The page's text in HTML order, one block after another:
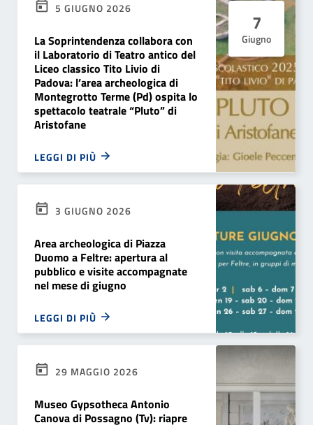
7
Giugno
5 GIUGNO 2026
La Soprintendenza collabora con
il Laboratorio di Teatro antico del
Liceo classico Tito Livio di
Padova: l’area archeologica di
Montegrotto Terme (Pd) ospita lo
spettacolo teatrale “Pluto” di
Aristofane
LEGGI DI PIÙ
3 GIUGNO 2026
Area archeologica di Piazza
Duomo a Feltre: apertura al
pubblico e visite accompagnate
nel mese di giugno
LEGGI DI PIÙ
29 MAGGIO 2026
Museo Gypsotheca Antonio
Canova di Possagno (Tv): riapre